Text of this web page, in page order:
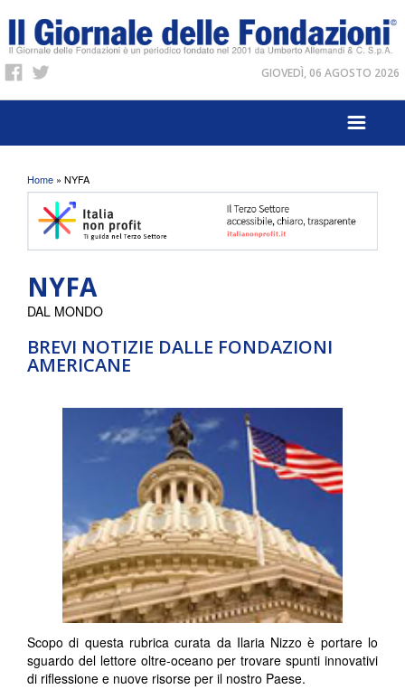
GIOVEDÌ, 06 AGOSTO 2026
Tu sei qui
Home » NYFA
NYFA
BREVI NOTIZIE DALLE FONDAZIONI
AMERICANE
DAL MONDO
Scopo di questa rubrica curata da Ilaria Nizzo è portare lo
sguardo del lettore oltre-oceano per trovare spunti innovativi
di riflessione e nuove risorse per il nostro Paese.